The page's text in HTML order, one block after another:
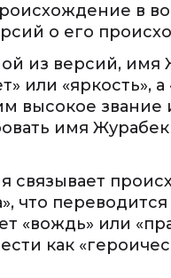
в
о его
из версий, имя
или «яркость»,
высокое звание
имя
связывает
что переводится
«вождь» или
как